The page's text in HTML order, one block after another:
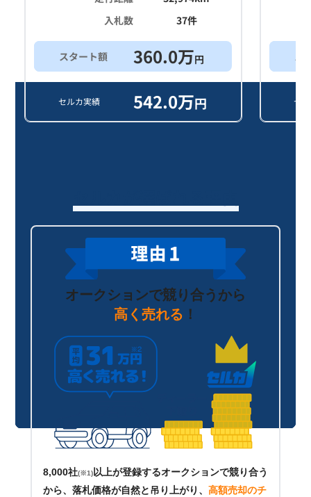
入札数
37件
スタート額 360.0万円
セルカ実績 542.0万円
ス
セ
オークションで競り合うから
高く売れる ！
8,000社(※1) 以上が登録するオークションで競り合う
から、落札価格が自然と吊り上がり、 高額売却のチ